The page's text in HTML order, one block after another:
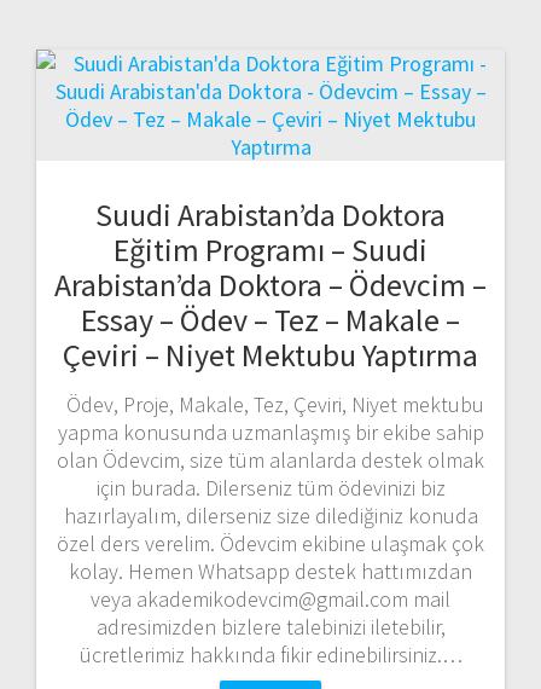
Suudi Arabistan’da Doktora
Eğitim Programı – Suudi
Arabistan’da Doktora – Ödevcim –
Essay – Ödev – Tez – Makale –
Çeviri – Niyet Mektubu Yaptırma
Ödev, Proje, Makale, Tez, Çeviri, Niyet mektubu
yapma konusunda uzmanlaşmış bir ekibe sahip
olan Ödevcim, size tüm alanlarda destek olmak
için burada. Dilerseniz tüm ödevinizi biz
hazırlayalım, dilerseniz size dilediğiniz konuda
özel ders verelim. Ödevcim ekibine ulaşmak çok
kolay. Hemen Whatsapp destek hattımızdan
veya akademikodevcim@gmail.com mail
adresimizden bizlere talebinizi iletebilir,
ücretlerimiz hakkında fikir edinebilirsiniz.…